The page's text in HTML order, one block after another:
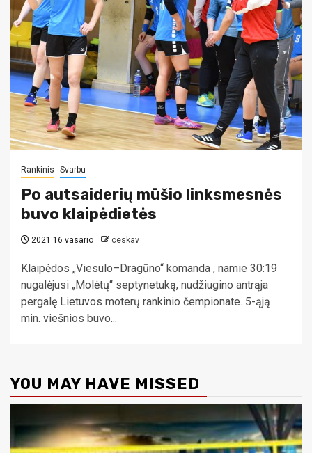
Rankinis Svarbu
Po autsaiderių mūšio linksmesnės
buvo klaipėdietės
2021 16 vasario ceskav
Klaipėdos „Viesulo–Dragūno“ komanda , namie 30:19
nugalėjusi „Molėtų“ septynetuką, nudžiugino antrąja
pergalę Lietuvos moterų rankinio čempionate. 5-ąją
min. viešnios buvo...
YOU MAY HAVE MISSED